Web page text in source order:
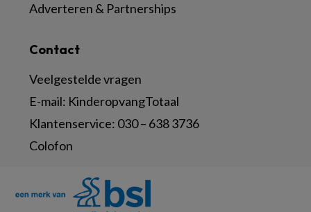
Contact
Veelgestelde vragen
E-mail: KinderopvangTotaal
Klantenservice: 030 – 638 3736
Colofon
Adverteren & Partnerships